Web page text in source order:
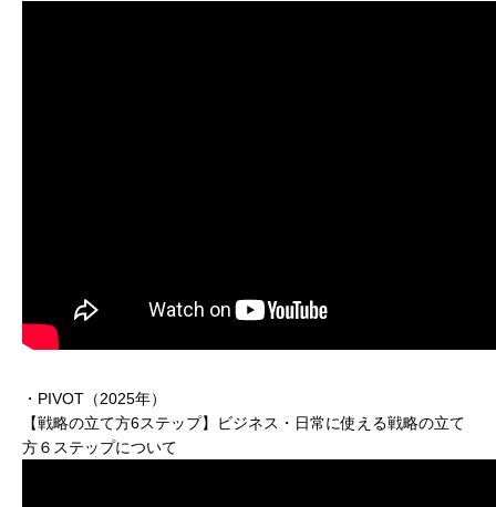
・PIVOT（2025年）
【戦略の立て方6ステップ】ビジネス・日常に使える戦略の立て
方６ステップについて